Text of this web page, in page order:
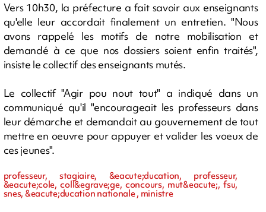
Vers 10h30, la préfecture a fait savoir aux enseignants
qu'elle leur accordait finalement un entretien. "Nous
avons rappelé les motifs de notre mobilisation et
demandé à ce que nos dossiers soient enfin traités",
insiste le collectif des enseignants mutés.
Le collectif "Agir pou nout tout" a indiqué dans un
communiqué qu'il "encourageait les professeurs dans
leur démarche et demandait au gouvernement de tout
mettre en oeuvre pour appuyer et valider les voeux de
ces jeunes".
professeur, stagiaire, &eacute;ducation, professeur,
&eacute;cole, coll&egrave;ge, concours, mut&eacute;, fsu,
snes, &eacute;ducation nationale , ministre